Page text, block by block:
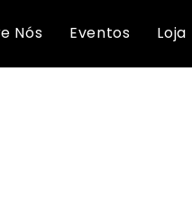
Nós Eventos Loja
de